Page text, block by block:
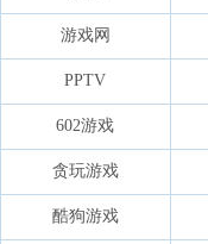
游戏网
PPTV
602游戏
贪玩游戏
酷狗游戏